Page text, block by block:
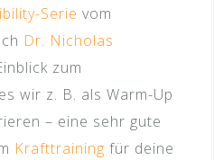
Serie vom
Dr. Nicholas
zum
wir z. B. als Warm-Up
– eine sehr gute
Krafttraining für deine